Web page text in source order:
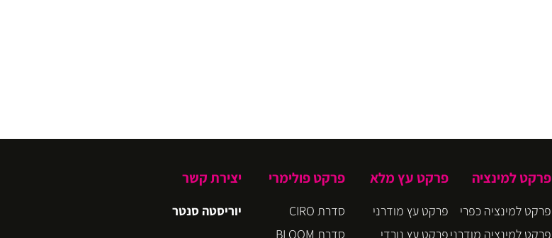
פרקט למינציה
פרקט למינציה כפרי
פרקט למינציה מודרני
פרקט עץ מלא
פרקט עץ מודרני
פרקט עץ נורדי
פרקט פולימרי
סדרת CIRO
סדרת BLOOM
יצירת קשר
יוריסטה סנטר